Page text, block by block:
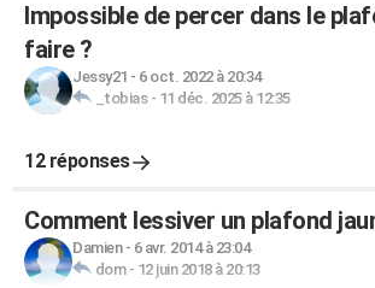
Impossible de percer dans le
faire ?
Jessy21 - 6 oct. 2022 à 20:34
_tobias- 11 déc. 2025 à 12:35
12 réponses
Comment lessiver un plafond
Damien- 6 avr. 2014 à 23:04
dom- 12 juin 2018 à 20:13